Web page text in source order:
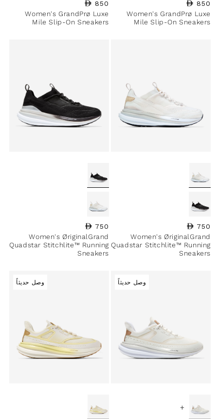
السعر العادي
850
Women's GrandPrø Luxe
Mile Slip-On Sneakers
السعر العادي
850
Women's GrandPrø Luxe
Mile Slip-On Sneakers
السعر العادي
750
Women's ØriginalGrand
Quadstar Stitchlite™ Running
Sneakers
السعر العادي
750
Women's ØriginalGrand
Quadstar Stitchlite™ Running
Sneakers
وصل حديثاً
+
وصل حديثاً